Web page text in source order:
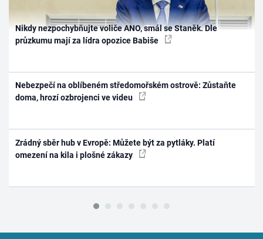
Nikdy nezpochybňujte voliče ANO, smál se Staněk. Dle
průzkumu mají za lídra opozice Babiše
Nebezpečí na oblíbeném středomořském ostrově: Zůstaňte
doma, hrozí ozbrojenci ve videu
Zrádný sběr hub v Evropě: Můžete být za pytláky. Platí
omezení na kila i plošné zákazy